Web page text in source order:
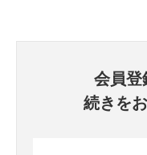
会員登
続きを